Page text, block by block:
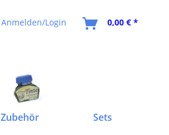
Anmelden/Login 0,00 € *
Zubehör Sets